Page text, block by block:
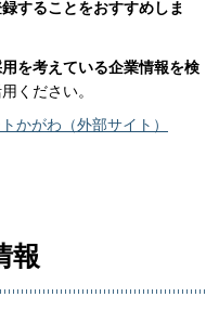
することをおすすめしま
を考えている企業情報を検
ください。
かがわ（外部サイト）
報